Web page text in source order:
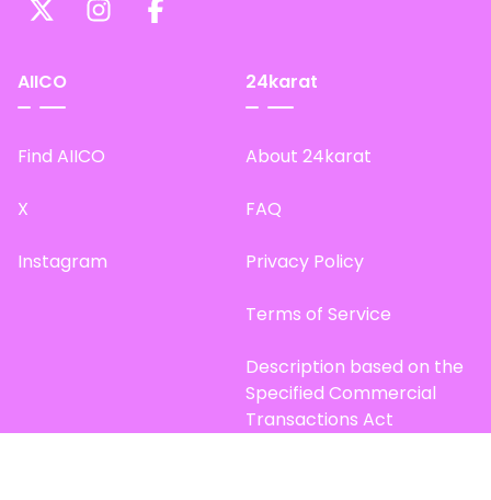
AIICO
Find AIICO
X
Instagram
24karat
About 24karat
FAQ
Privacy Policy
Terms of Service
Description based on the
Specified Commercial
Transactions Act